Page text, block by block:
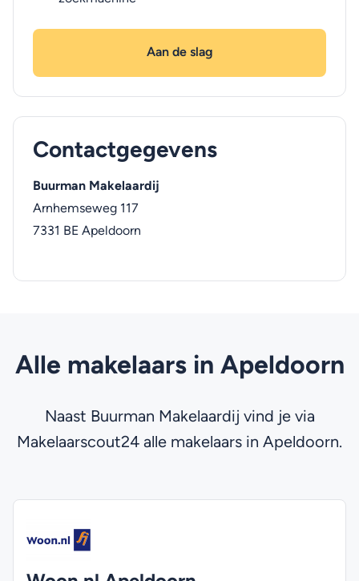
Aan de slag
Contactgegevens
Buurman Makelaardij
Arnhemseweg 117
7331 BE Apeldoorn
Alle makelaars in Apeldoorn
Naast Buurman Makelaardij vind je via
Makelaarscout24 alle makelaars in Apeldoorn.